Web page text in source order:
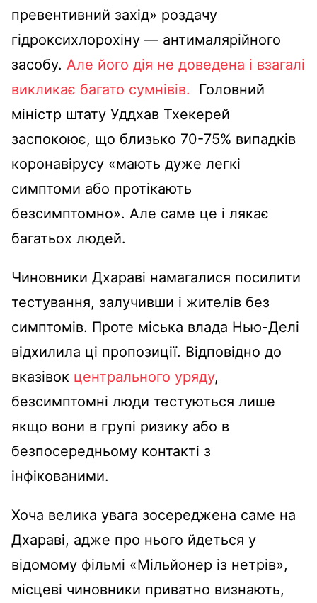
превентивний захід» роздачу
гідроксихлорохіну — антималярійного
засобу. Але його дія не доведена і взагалі
викликає багато сумнівів.
Головний
міністр штату Уддхав Тхекерей
заспокоює, що близько 70-75% випадків
коронавірусу «мають дуже легкі
симптоми або протікають
безсимптомно». Але саме це і лякає
багатьох людей.
Чиновники Дхараві намагалися посилити
тестування, залучивши і жителів без
симптомів. Проте міська влада Нью-Делі
відхилила ці пропозиції. Відповідно до
вказівок центрального уряду,
безсимптомні люди тестуються лише
якщо вони в групі ризику або в
безпосередньому контакті з
інфікованими.
Хоча велика увага зосереджена саме на
Дхараві, адже про нього йдеться у
відомому фільмі «Мільйонер із нетрів»,
місцеві чиновники приватно визнають,